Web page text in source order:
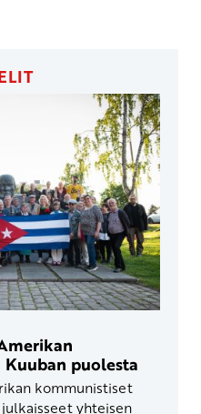
puolesta
kommunistiset
yhteisen